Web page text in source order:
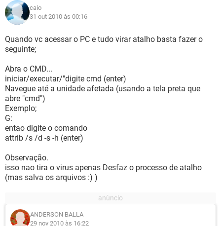
caio
31 out 2010 às 00:16
Quando vc acessar o PC e tudo virar atalho basta fazer o
seguinte;
Abra o CMD...
iniciar/executar/"digite cmd (enter)
Navegue até a unidade afetada (usando a tela preta que
abre "cmd")
Exemplo;
G:
entao digite o comando
attrib /s /d -s -h (enter)
Observação.
isso nao tira o virus apenas Desfaz o processo de atalho
(mas salva os arquivos :) )
ANDERSON BALLA
29 nov 2010 às 16:22